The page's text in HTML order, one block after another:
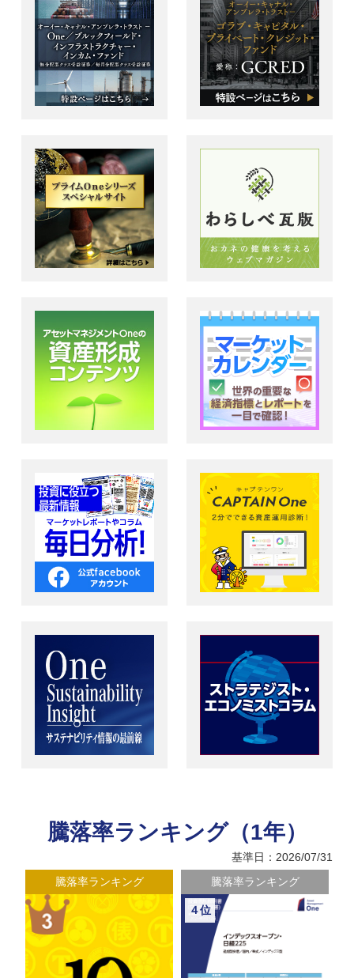
騰落率ランキング（1年）
基準日：2026/07/31
騰落率ランキング
騰落率ランキング
４位